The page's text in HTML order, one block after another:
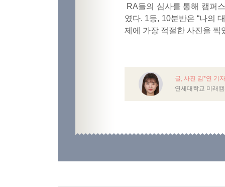
RA들의 심사를 통해 캠퍼
였다. 1등, 10분반은 “나의
제에 가장 적절한 사진을 찍
글, 사진 김*연 기
연세대학교 미래